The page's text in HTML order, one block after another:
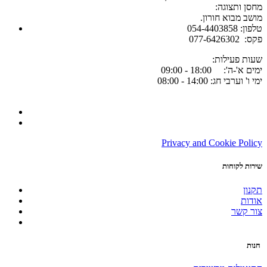
:מחסן ותצוגה
.מושב מבוא חורון
054-4403858 :טלפון
077-6426302 :פקס
:שעות פעילות
ימים א'-ה': 18:00 - 09:00
ימי ו' וערבי חג: 14:00 - 08:00
Privacy and Cookie Policy
שירות לקוחות
תקנון
אודות
צור קשר